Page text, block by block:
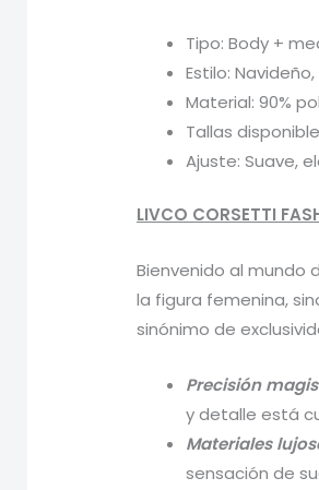
Tipo: Body +
Estilo:
Material: 90%
Tallas
Ajuste: Suave,
LIVCO CORSETTI
Bienvenido al mundo
la figura femenina,
sinónimo de
Precisión
y detalle está
Materiales
sensación de